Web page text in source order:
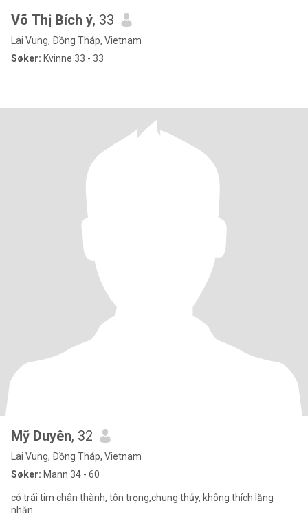
Võ Thị Bích ý, 33
Lai Vung, Ðồng Tháp, Vietnam
Søker: Kvinne 33 - 33
Mỹ Duyên, 32
Lai Vung, Ðồng Tháp, Vietnam
Søker: Mann 34 - 60
có trái tim chân thành, tôn trọng,chung thủy, không thích lăng
nhăn.